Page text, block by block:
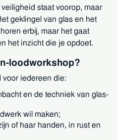
staat voorop, maar
geklingel van glas en het
erbij, maar het gaat
het inzicht die je opdoet.
loodworkshop?
voor iedereen die:
en de techniek van glas-
wil maken;
of haar handen, in rust en